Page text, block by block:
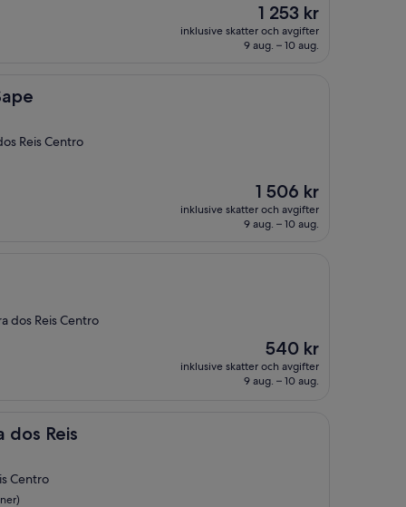
Priset
är
1 253 kr
1 253 kr
inklusive skatter och avgifter
9 aug. – 10 aug.
Reis Centro
Priset
är
1 506 kr
1 506 kr
inklusive skatter och avgifter
9 aug. – 10 aug.
dos Reis Centro
Priset
är
540 kr
540 kr
inklusive skatter och avgifter
9 aug. – 10 aug.
dos Reis
Centro